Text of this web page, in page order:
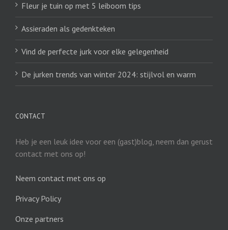
Fleur je tuin op met 5 leiboom tips
Assieraden als gedenkteken
Vind de perfecte jurk voor elke gelegenheid
De jurken trends van winter 2024: stijlvol en warm
CONTACT
Heb je een leuk idee voor een (gast)blog, neem dan gerust
contact met ons op!
Neem contact met ons op
Privacy Policy
Onze partners